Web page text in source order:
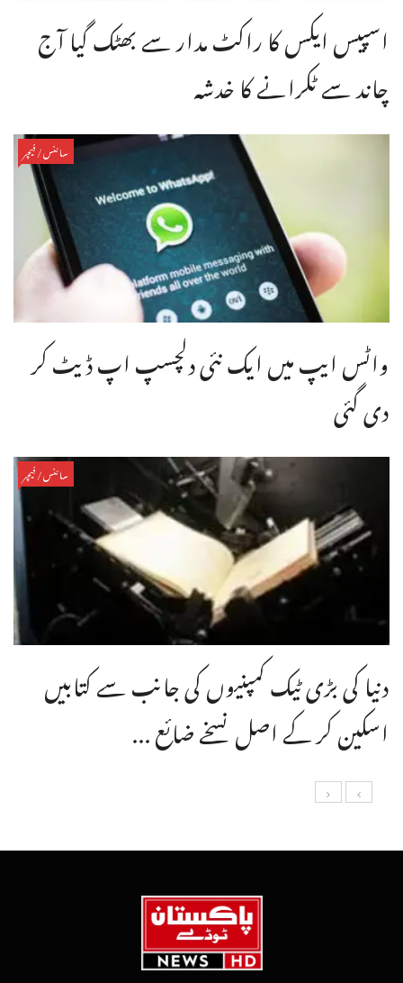
اسپیس ایکس کا راکٹ مدار سے بھٹک گیا آج
چاند سے ٹکرانے کا خدشہ
سائنس/فیچر
واٹس ایپ میں ایک نئی دلچسپ اپ ڈیٹ کر
دی گئی
سائنس/فیچر
دنیا کی بڑی ٹیک کمپنیوں کی جانب سے کتابیں
اسکین کر کے اصل نسخے ضائع ...